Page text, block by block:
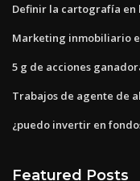
Definir la cartografía en
Marketing inmobiliario
5 g de acciones
Trabajos de agente de
¿puedo invertir en
Featured Posts